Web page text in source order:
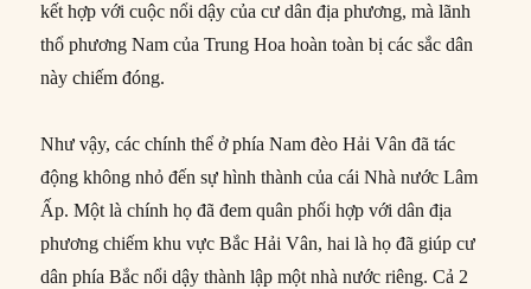
kết hợp với cuộc nổi dậy của cư dân địa phương, mà lãnh
thổ phương Nam của Trung Hoa hoàn toàn bị các sắc dân
này chiếm đóng.
Như vậy, các chính thể ở phía Nam đèo Hải Vân đã tác
động không nhỏ đến sự hình thành của cái Nhà nước Lâm
Ấp. Một là chính họ đã đem quân phối hợp với dân địa
phương chiếm khu vực Bắc Hải Vân, hai là họ đã giúp cư
dân phía Bắc nổi dậy thành lập một nhà nước riêng. Cả 2